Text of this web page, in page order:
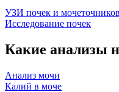
УЗИ почек и мочеточников
Исследование почек
Какие анализы
Анализ мочи
Калий в моче